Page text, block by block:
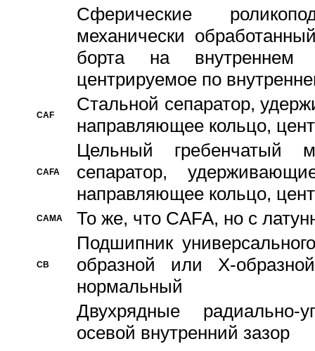
Сферические
механически
борта на внутреннем
центрируемое по
CAF
Стальной сепаратор,
направляющее кольцо,
CAFA
Цельный гребенчатый
сепаратор,
направляющее кольцо,
CAMA То же, что CAFA, но с
CB
Подшипник
образной или Х-
нормальный
Двухрядные радиально-
осевой внутренний зазор